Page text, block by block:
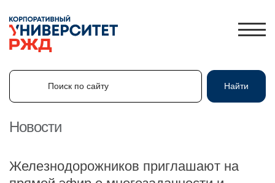
ЗНАНИЯ.ЭКСПРЕСС
Поиск по сайту Найти
Новости
Железнодорожников приглашают на